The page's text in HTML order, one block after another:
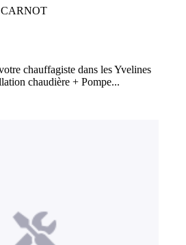
chauffagiste dans les Yvelines
chaudière + Pompe...